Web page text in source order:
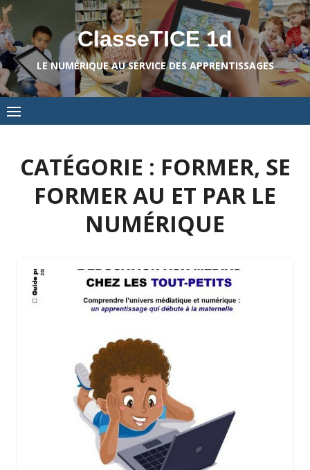
Skip
to
content
ClasseTICE 1d
LE NUMÉRIQUE AU SERVICE DES APPRENTISSAGES
CATÉGORIE : FORMER, SE
FORMER AU ET PAR LE
NUMÉRIQUE